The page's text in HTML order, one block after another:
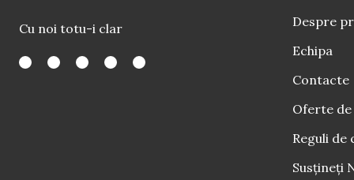
Cu noi totu-i clar
Despre
Echipa
Contacte
Oferte
Reguli de
Susțineți